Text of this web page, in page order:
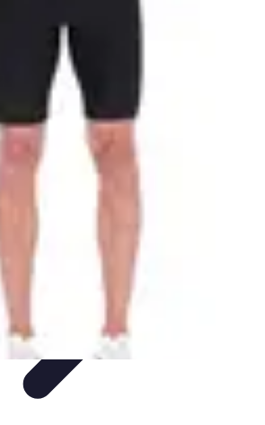
Sports d'équipe